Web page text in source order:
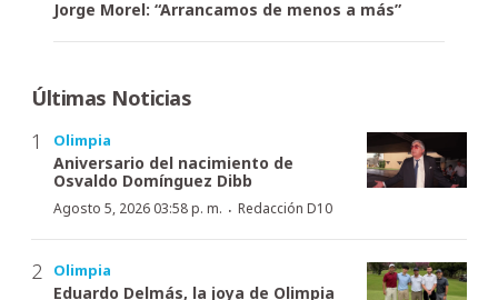
Jorge Morel: “Arrancamos de menos a más”
Últimas Noticias
Olimpia
Aniversario del nacimiento de
Osvaldo Domínguez Dibb
Agosto 5, 2026 03:58 p. m. · Redacción D10
Olimpia
Eduardo Delmás, la joya de Olimpia